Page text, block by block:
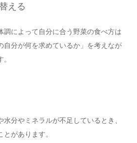
える
調によって自分に合う野菜の食べ方は
自分が何を求めているか」を考えなが
水分やミネラルが不足しているとき、
があります。